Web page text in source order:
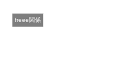
freee関係